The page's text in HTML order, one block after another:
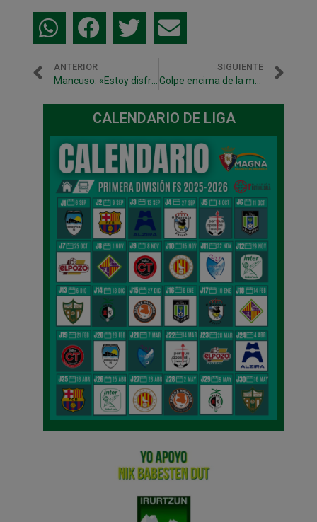
ANTERIOR
Mancuso: «Estoy disfrutando en la mejor liga del mundo»
SIGUIENTE
CALENDARIO DE LIGA